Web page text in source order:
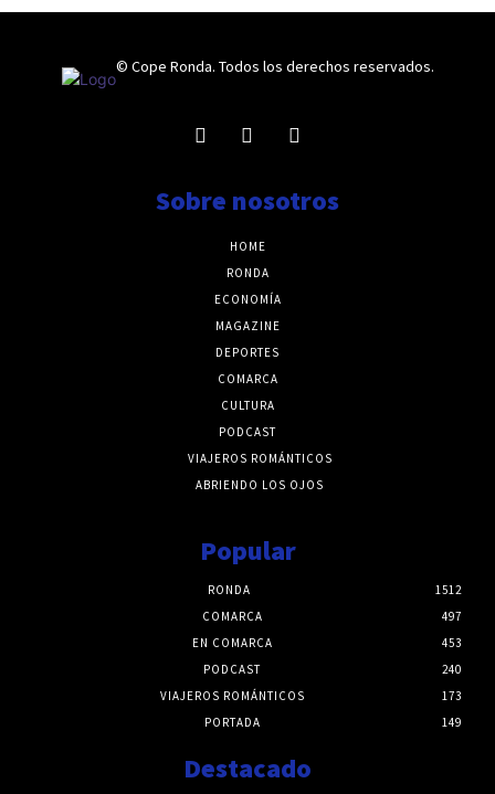
© Cope Ronda. Todos los derechos reservados.
Sobre nosotros
HOME
RONDA
ECONOMÍA
MAGAZINE
DEPORTES
COMARCA
CULTURA
PODCAST
VIAJEROS ROMÁNTICOS
ABRIENDO LOS OJOS
Popular
RONDA
1512
COMARCA
497
EN COMARCA
453
PODCAST
240
VIAJEROS ROMÁNTICOS
173
PORTADA
149
Destacado